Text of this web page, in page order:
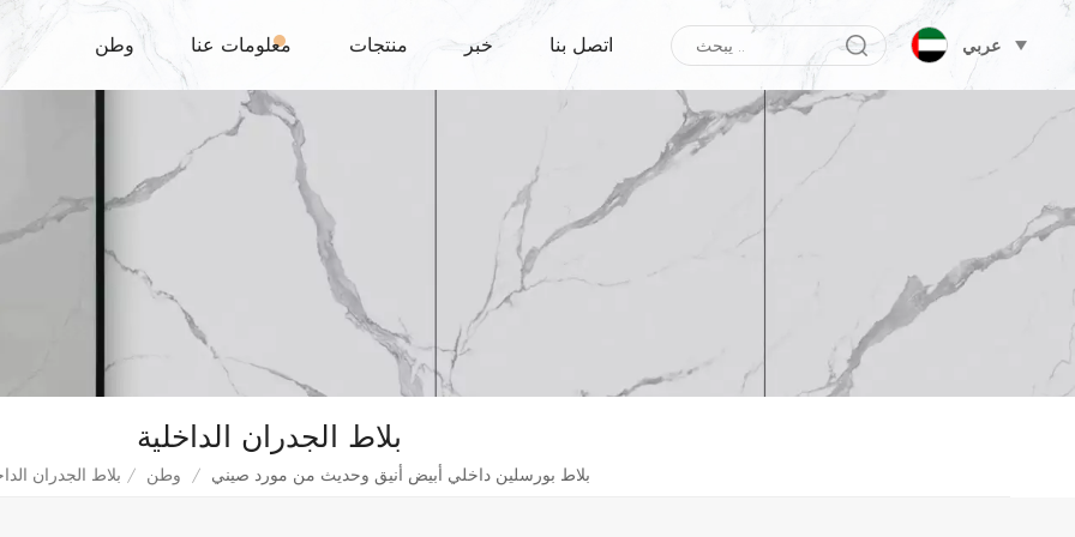
وطن معلومات عنا منتجات خبر اتصل بنا عربي
بلاط الجدران الداخلية
وطن / بلاط الجدران / بلاط بورسلين داخلي أبيض أنيق وحديث من مورد صيني